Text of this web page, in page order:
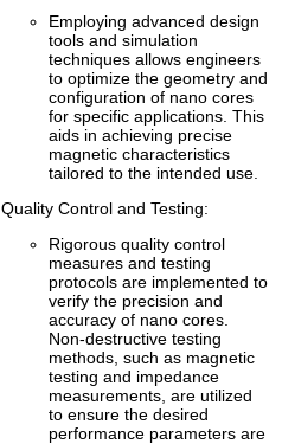
Employing advanced design
tools and simulation
techniques allows engineers
to optimize the geometry and
configuration of nano cores
for specific applications. This
aids in achieving precise
magnetic characteristics
tailored to the intended use.
Quality Control and Testing:
Rigorous quality control
measures and testing
protocols are implemented to
verify the precision and
accuracy of nano cores.
Non-destructive testing
methods, such as magnetic
testing and impedance
measurements, are utilized
to ensure the desired
performance parameters are